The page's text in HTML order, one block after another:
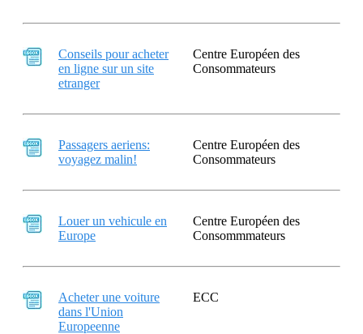
Conseils pour acheter
en ligne sur un site
etranger
Centre Européen des
Consommateurs
Passagers aeriens:
voyagez malin!
Centre Européen des
Consommateurs
Louer un vehicule en
Europe
Centre Européen des
Consommmateurs
Acheter une voiture
dans l'Union
Europeenne
ECC